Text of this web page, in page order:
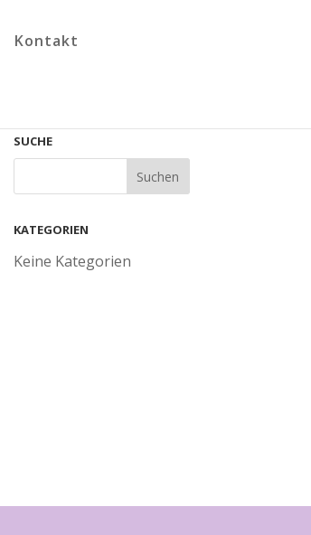
Kontakt
SUCHE
KATEGORIEN
Keine Kategorien